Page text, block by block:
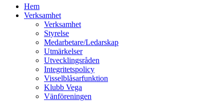
vidare
Hem
Verksamhet
Verksamhet
Styrelse
Medarbetare/Ledarskap
Utmärkelser
Utvecklingsråden
Integritetspolicy
Visselblåsarfunktion
Klubb Vega
Vänföreningen